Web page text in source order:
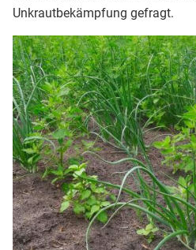
Unkrautbekämpfung gefragt.